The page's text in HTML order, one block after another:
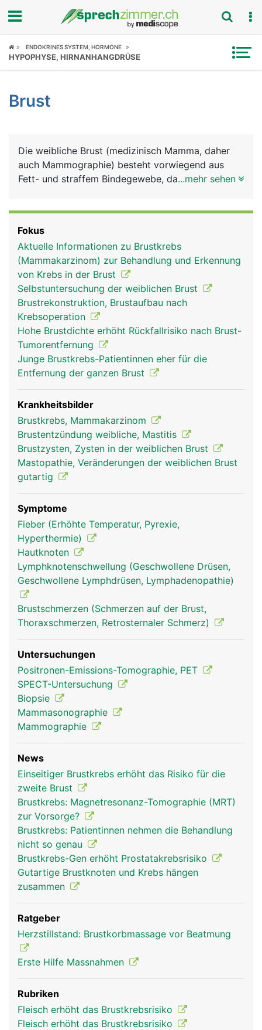
Fokus
Symptome
News
Rubriken
ENDOKRINES SYSTEM, HORMONE
HYPOPHYSE, HIRNANHANGDRÜSE
Brust
Die weibliche Brust (medizinisch Mamma, daher
auch Mammographie) besteht vorwiegend aus
Fett- und straffem Bindegewebe, das wesentlich
Brustwarze münden. Die Brüste wachsen mit
Beginn der Geschlechtsreife, gesteuert von den
weiblichen Geschlechtsorganen (Östrogen,
Gestagen). Das äussere Erscheinungsbild der
Brüste - Grösse, Form, Brustwarzen und
Brustwarzenvorhof - ist von Frau zu Frau
verschieden. Die Hauptfunktion der weiblichen
Brust ist die Produktion der Muttermilch zur
Ernährung eines Säuglings in den ersten
Lebensmonaten. Unter dem Einfluss der
Geschlechtshormone vergrössern sich die Brüste
in der Schwangerschaft und beginnen kurz nach
der Entbindung mit der Milchproduktion, was
durch das Hormon Prolaktin aus der
Hirnanhangsdrüse in Gang gesetzt wird. Die Milch
enthält nicht nur die optimale Mischung aus
Nährstoffen sondern auch wichtige Antikörper der
Mutter, die das Neugeborene vor Infektionen
Menstruationszyklus kommt es zu einem
Anschwellen der Brüste als Vorbereitung auf eine
anstehende Schwangerschaft, die sich mit Beginn
der Monatsblutung wieder zurückbildet. Die Brüste
werden ausserdem durchzogen von Blutgefässen
zur Versorgung mit Nährstoffen und Hormonen
und von Lymphgefässen, die das Gewebewasser
(Lymphe) zu den Lymphknoten in den
Achselhöhlen leiten.
Brust Frau
...mehr sehen
Fokus
Aktuelle Informationen zu Brustkrebs
(Mammakarzinom) zur Behandlung und Erkennung
von Krebs in der Brust
Selbstuntersuchung der weiblichen Brust
Brustrekonstruktion, Brustaufbau nach
Krebsoperation
Hohe Brustdichte erhöht Rückfallrisiko nach Brust-
Tumorentfernung
Junge Brustkrebs-Patientinnen eher für die
Entfernung der ganzen Brust
Krankheitsbilder
Brustkrebs, Mammakarzinom
Brustentzündung weibliche, Mastitis
Brustzysten, Zysten in der weiblichen Brust
Mastopathie, Veränderungen der weiblichen Brust
gutartig
Symptome
Fieber (Erhöhte Temperatur, Pyrexie,
Hyperthermie)
Hautknoten
Lymphknotenschwellung (Geschwollene Drüsen,
Geschwollene Lymphdrüsen, Lymphadenopathie)
Brustschmerzen (Schmerzen auf der Brust,
Thoraxschmerzen, Retrosternaler Schmerz)
Untersuchungen
Positronen-Emissions-Tomographie, PET
SPECT-Untersuchung
Biopsie
Mammasonographie
Mammographie
News
Einseitiger Brustkrebs erhöht das Risiko für die
zweite Brust
Brustkrebs: Magnetresonanz-Tomographie (MRT)
zur Vorsorge?
Brustkrebs: Patientinnen nehmen die Behandlung
nicht so genau
Brustkrebs-Gen erhöht Prostatakrebsrisiko
Gutartige Brustknoten und Krebs hängen
zusammen
Ratgeber
Herzstillstand: Brustkorbmassage vor Beatmung
Erste Hilfe Massnahmen
Rubriken
Fleisch erhöht das Brustkrebsrisiko
Fleisch erhöht das Brustkrebsrisiko